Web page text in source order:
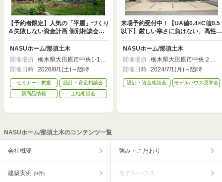
【予約者限定】人気の「平屋」づくり
＆失敗しない資金計画 個別相談会
（in大田原市）
NASUホーム/那須土木
開催場所 栃木県大田原市中央1-13-
10
開催日時 2026/8/1(土)～随時
セミナー・教室
設計・資金相談会
新商品情報
土地相談会
来場予約受付中！【UA値0.4×C値0.5
以下】厳しい寒さに負けない、高性能
で美しい無垢床の2階建てモデルハウ
スNASUホーム/那須土木
開催場所 栃木県大田原市中央２丁
目７－１８
開催日時 2024/7/1(月)～随時
設計・資金相談会 モデルハウス見学会
NASUホーム/那須土木のコンテンツ一覧
会社概要 強み・こだわり
建築実例 (9件) モデルハウス